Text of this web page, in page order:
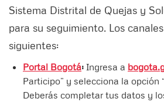
Sistema Distrital de Quejas y
para su seguimiento. Los
siguientes:
Portal Bogotá: Ingresa a
Participo” y selecciona la opción
Deberás completar tus datos y